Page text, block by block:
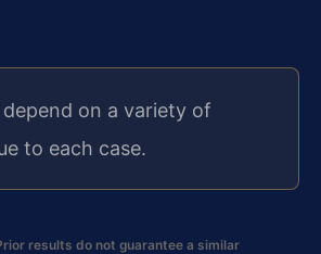
depend on a variety of
to each case.
results do not guarantee a similar